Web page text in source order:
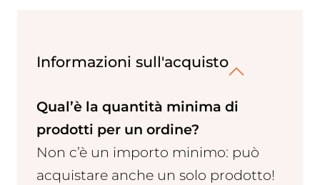
Informazioni sull'acquisto
Qual’è la quantità minima di
prodotti per un ordine?
Non c’è un importo minimo: può
acquistare anche un solo prodotto!